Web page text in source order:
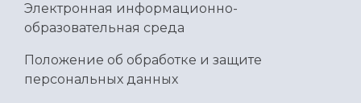
Электронная информационно-
образовательная среда
Положение об обработке и защите
персональных данных